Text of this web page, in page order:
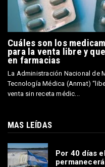
Cuáles son los
para la venta libre y
en farmacias
La Administración Nacional de
Tecnología Médica (Anmat)
venta sin receta médic...
MAS LEÍDAS
Por 40 días